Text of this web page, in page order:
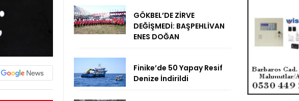
GÖKBEL’DE ZİRVE
DEĞİŞMEDİ: BAŞPEHLİVAN
ENES DOĞAN
Finike’de 50 Yapay Resif
Denize İndirildi